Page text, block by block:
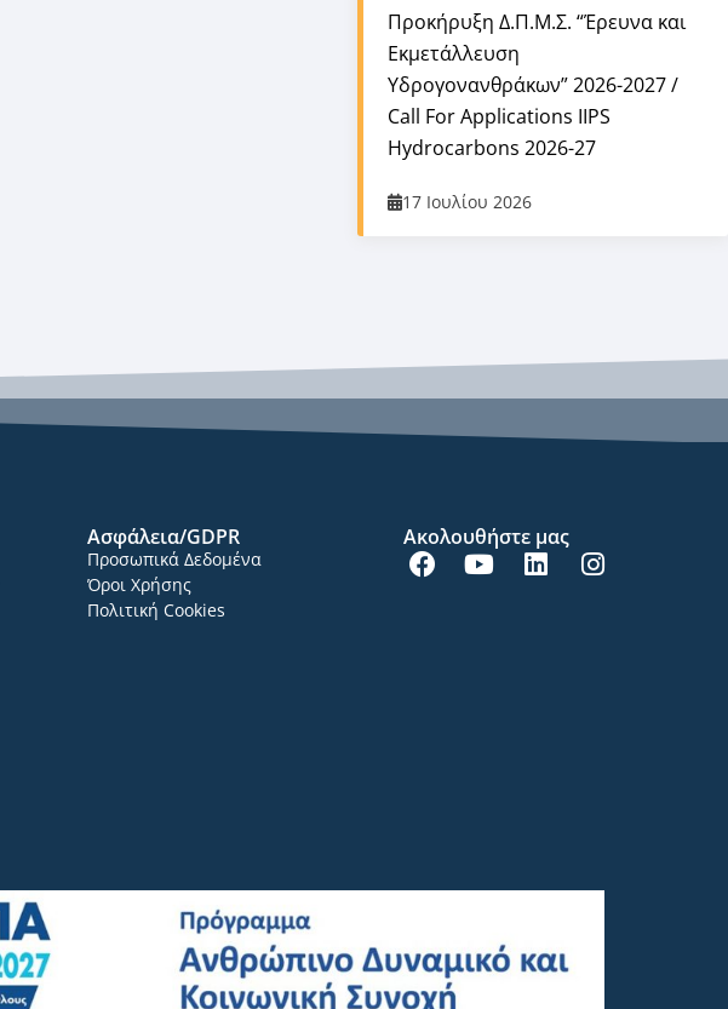
Προκήρυξη Δ.Π.Μ.Σ. “Έρευνα και
Εκμετάλλευση
Υδρογονανθράκων” 2026-2027 /
Call For Applications IIPS
Hydrocarbons 2026-27
17 Ιουλίου 2026
Ασφάλεια/GDPR
Προσωπικά Δεδομένα
Όροι Χρήσης
Πολιτική Cookies
Ακολουθήστε μας